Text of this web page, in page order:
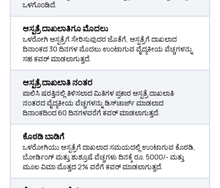
ಒಳಗೊಂಡಿದೆ.
ಆಸ್ಪತ್ರೆ ದಾಖಲಾತಿಗೂ ಮೊದಲು
ಒಳರೋಗಿ ಆಸ್ಪತ್ರೆಗೆ ಸೇರಿಸುವುದರ ಜೊತೆಗೆ, ಆಸ್ಪತ್ರೆಗೆ ದಾಖಲಾದ
ದಿನಾಂಕದ 30 ದಿನಗಳ ಮೊದಲು ಉಂಟಾಗುವ ವೈದ್ಯಕೀಯ ವೆಚ್ಚಗಳನ್ನು
ಸಹ ಕವರ್ ಮಾಡಲಾಗುತ್ತದೆ.
ಆಸ್ಪತ್ರೆ ದಾಖಲಾತಿ ನಂತರ
ಪಾಲಿಸಿ ಷರತ್ತಿನಲ್ಲಿ ತಿಳಿಸಲಾದ ಮಿತಿಗಳ ಪ್ರಕಾರ ಆಸ್ಪತ್ರೆ ದಾಖಲಾತಿ
ನಂತರದ ವೈದ್ಯಕೀಯ ವೆಚ್ಚಗಳನ್ನು ಡಿಸ್‌ಚಾರ್ಜ್ ಮಾಡಲಾದ
ದಿನಾಂಕದಿಂದ 60 ದಿನಗಳವರೆಗೆ ಕವರ್ ಮಾಡಲಾಗುತ್ತದೆ.
ಕೊಠಡಿ ಬಾಡಿಗೆ
ಒಳರೋಗಿಯು ಆಸ್ಪತ್ರೆಗೆ ದಾಖಲಾದ ಸಮಯದಲ್ಲಿ ಉಂಟಾಗುವ ಕೊಠಡಿ,
ಬೋರ್ಡಿಂಗ್ ಮತ್ತು ಶುಶ್ರೂಷೆ ವೆಚ್ಚಗಳು ದಿನಕ್ಕೆ ರೂ. 5000/- ಮತ್ತು
ಮೂಲ ವಿಮಾ ಮೊತ್ತದ 2% ವರೆಗೆ ಕವರ್ ಮಾಡಲಾಗುತ್ತದೆ.